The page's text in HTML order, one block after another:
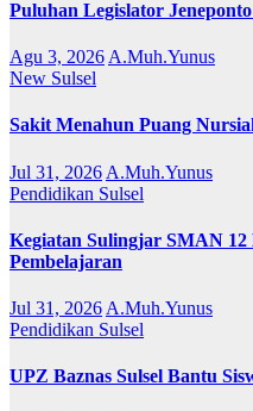
Puluhan Legislator
Agu 3, 2026 A.Muh.Yunus
New Sulsel
Sakit Menahun Puang
Jul 31, 2026 A.Muh.Yunus
Pendidikan Sulsel
Kegiatan Sulingjar SMAN
Pembelajaran
Jul 31, 2026 A.Muh.Yunus
Pendidikan Sulsel
UPZ Baznas Sulsel Bantu